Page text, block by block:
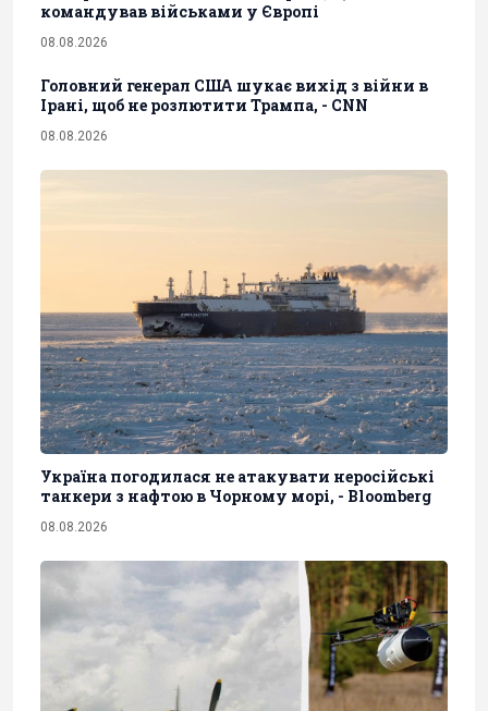
командував військами у Європі
08.08.2026
Головний генерал США шукає вихід з війни в
Ірані, щоб не розлютити Трампа, - CNN
08.08.2026
Україна погодилася не атакувати неросійські
танкери з нафтою в Чорному морі, - Bloomberg
08.08.2026